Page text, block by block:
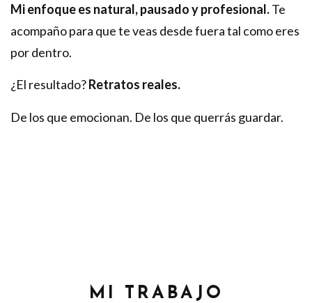
Mi enfoque es natural, pausado y profesional.Te
acompaño para que te veas desde fuera tal como eres
por dentro.
¿El resultado?Retratos reales.
De los que emocionan. De los que querrás guardar.
MI TRABAJO